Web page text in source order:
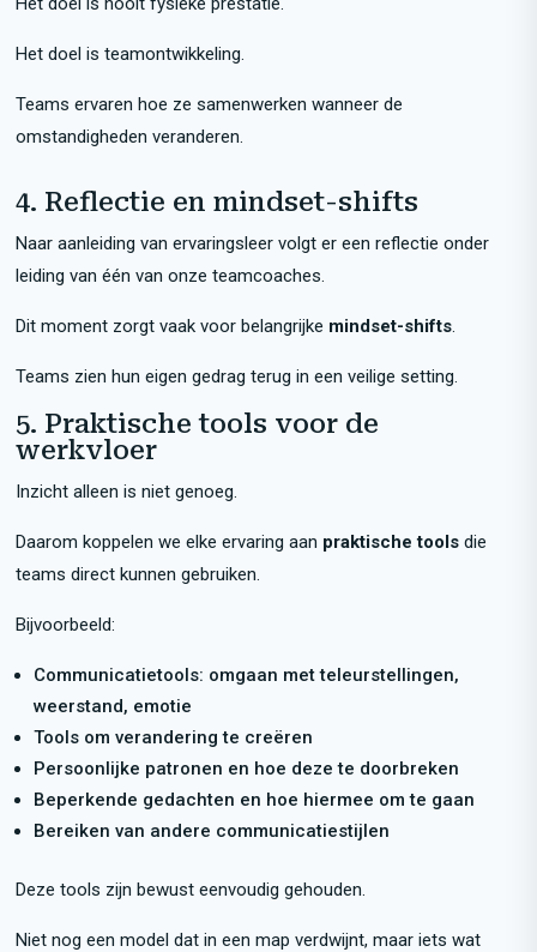
Het doel is teamontwikkeling.
Teams ervaren hoe ze samenwerken wanneer de
omstandigheden veranderen.
4. Reflectie en mindset-shifts
Naar aanleiding van ervaringsleer volgt er een reflectie onder
leiding van één van onze teamcoaches.
Dit moment zorgt vaak voor belangrijke mindset-shifts.
Teams zien hun eigen gedrag terug in een veilige setting.
5. Praktische tools voor de
werkvloer
Inzicht alleen is niet genoeg.
Daarom koppelen we elke ervaring aan praktische tools die
teams direct kunnen gebruiken.
Bijvoorbeeld:
Communicatietools: omgaan met teleurstellingen,
weerstand, emotie
Tools om verandering te creëren
Persoonlijke patronen en hoe deze te doorbreken
Beperkende gedachten en hoe hiermee om te gaan
Bereiken van andere communicatiestijlen
Deze tools zijn bewust eenvoudig gehouden.
Niet nog een model dat in een map verdwijnt, maar iets wat